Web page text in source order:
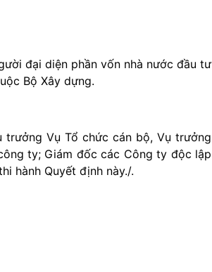
đại diện phần vốn nhà nước đầu tư
Bộ Xây dựng.
trưởng Vụ Tổ chức cán bộ, Vụ trưởng
ty; Giám đốc các Công ty độc lập
hành Quyết định này./.